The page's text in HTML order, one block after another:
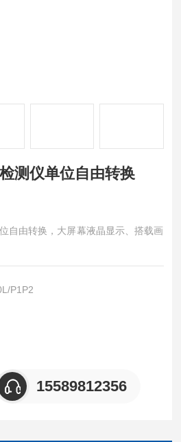
测仪单位自由转换
自由转换，大屏幕液晶显示、搭载画
单位自由转换,体积小、重量轻。
P1P2
15589812356